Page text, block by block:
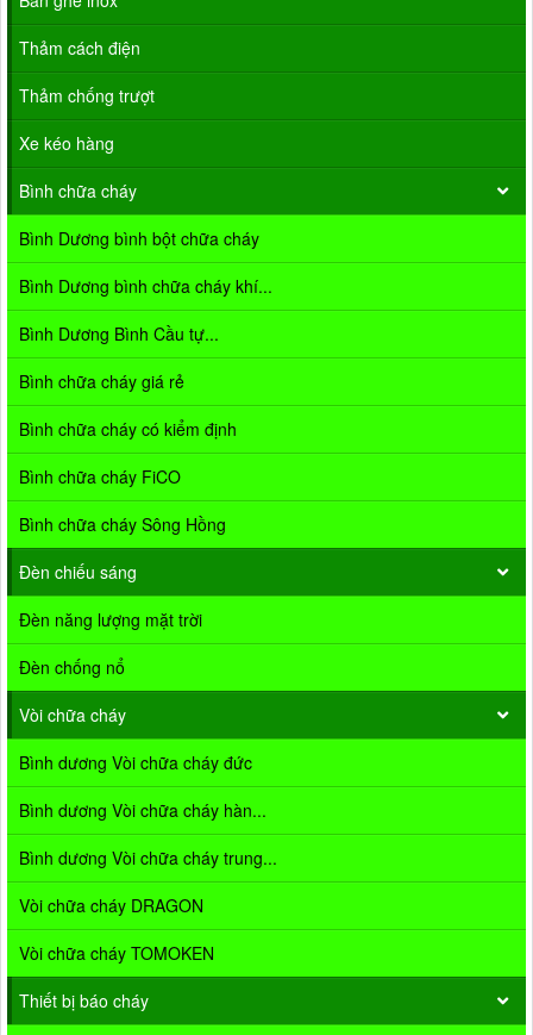
Thảm cách điện
Thảm chống trượt
Xe kéo hàng
Bình chữa cháy
Bình Dương bình bột chữa cháy
Bình Dương bình chữa cháy khí...
Bình Dương Bình Cầu tự...
Bình chữa cháy giá rẻ
Bình chữa cháy có kiểm định
Bình chữa cháy FiCO
Bình chữa cháy Sông Hồng
Đèn chiếu sáng
Đèn năng lượng mặt trời
Đèn chống nổ
Vòi chữa cháy
Bình dương Vòi chữa cháy đức
Bình dương Vòi chữa cháy hàn...
Bình dương Vòi chữa cháy trung...
Vòi chữa cháy DRAGON
Vòi chữa cháy TOMOKEN
Thiết bị báo cháy